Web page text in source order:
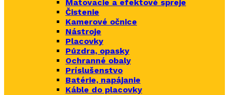
Matovacie a efektové spreje
Čistenie
Kamerové očnice
Nástroje
Placovky
Púzdra, opasky
Ochranné obaly
Príslušenstvo
Batérie, napájanie
Káble do placovky